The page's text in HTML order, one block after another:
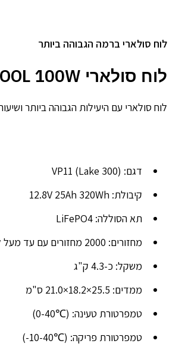
לוח סולארי ברמה הגבוהה ביותר
לוח סולארי VIGORPOOL 100W
לוח סולארי עם היעילות הגבוהה ביותר
דגם: VP11 (Lake 300)
קיבולת: 12.8V 25Ah 320Wh
תא הסוללה: LiFePO4
מחזורים: 2000 מחזורים עם עד מעל ל-80% קיבולת
משקל: כ-4.3 ק"ג
ממדים: 25.5×18.2×21.0 ס"מ
טמפרטורת טעינה: (℃0-40)
טמפרטורת פריקה: (℃10-40-)